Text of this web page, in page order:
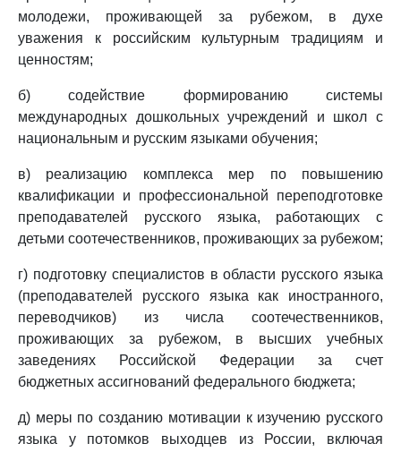
молодежи, проживающей за рубежом, в духе
уважения к российским культурным традициям и
ценностям;
б) содействие формированию системы
международных дошкольных учреждений и школ с
национальным и русским языками обучения;
в) реализацию комплекса мер по повышению
квалификации и профессиональной переподготовке
преподавателей русского языка, работающих с
детьми соотечественников, проживающих за рубежом;
г) подготовку специалистов в области русского языка
(преподавателей русского языка как иностранного,
переводчиков) из числа соотечественников,
проживающих за рубежом, в высших учебных
заведениях Российской Федерации за счет
бюджетных ассигнований федерального бюджета;
д) меры по созданию мотивации к изучению русского
языка у потомков выходцев из России, включая